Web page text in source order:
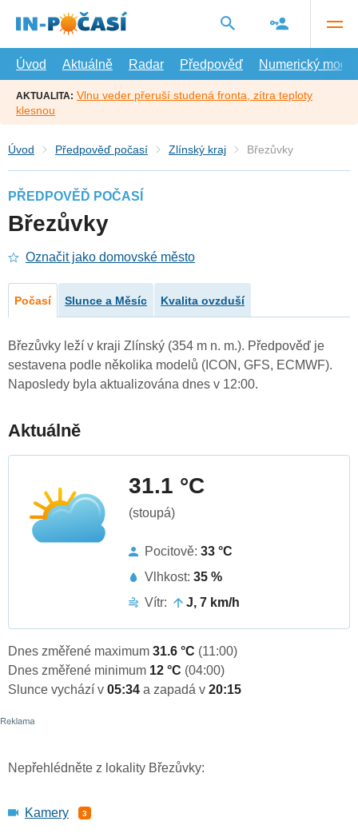
hlavní
Úvod
Aktuálně Radar Předpověď Numerický model
AKTUALITA: Vlnu veder přeruší studená fronta, zítra teploty
klesnou
Úvod Předpověď počasí Zlínský kraj Březůvky
PŘEDPOVĚĎ POČASÍ
Březůvky
Označit jako domovské město
Počasí Slunce a Měsíc Kvalita ovzduší
Březůvky leží v kraji Zlínský (354 m n. m.). Předpověď je
sestavena podle několika modelů (ICON, GFS, ECMWF).
Naposledy byla aktualizována dnes v 12:00.
Aktuálně
31.1 °C
(stoupá)
Pocitově: 33 °C
Vlhkost: 35 %
Vítr:
J, 7 km/h
Dnes změřené maximum 31.6 °C (11:00)
Dnes změřené minimum 12 °C (04:00)
Slunce vychází v 05:34 a zapadá v 20:15
Nepřehlédněte z lokality Březůvky:
Kamery 3